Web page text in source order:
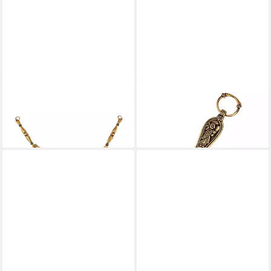
35,99 €
in 3-4 Werktagen bei dir
Wattestäbchen Wikinger
Ohrlöffel aus Birka Bronze
in 3-4 Werktagen bei dir